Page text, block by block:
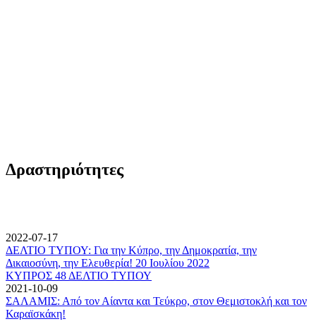
Δραστηριότητες
2022-07-17
ΔΕΛΤΙΟ ΤΥΠΟΥ: Για την Κύπρο, την Δημοκρατία, την
Δικαιοσύνη, την Ελευθερία! 20 Ιουλίου 2022
ΚΥΠΡΟΣ 48 ΔΕΛΤΙΟ ΤΥΠΟΥ
2021-10-09
ΣΑΛΑΜΙΣ: Από τον Αίαντα και Τεύκρο, στον Θεμιστοκλή και τον
Καραϊσκάκη!